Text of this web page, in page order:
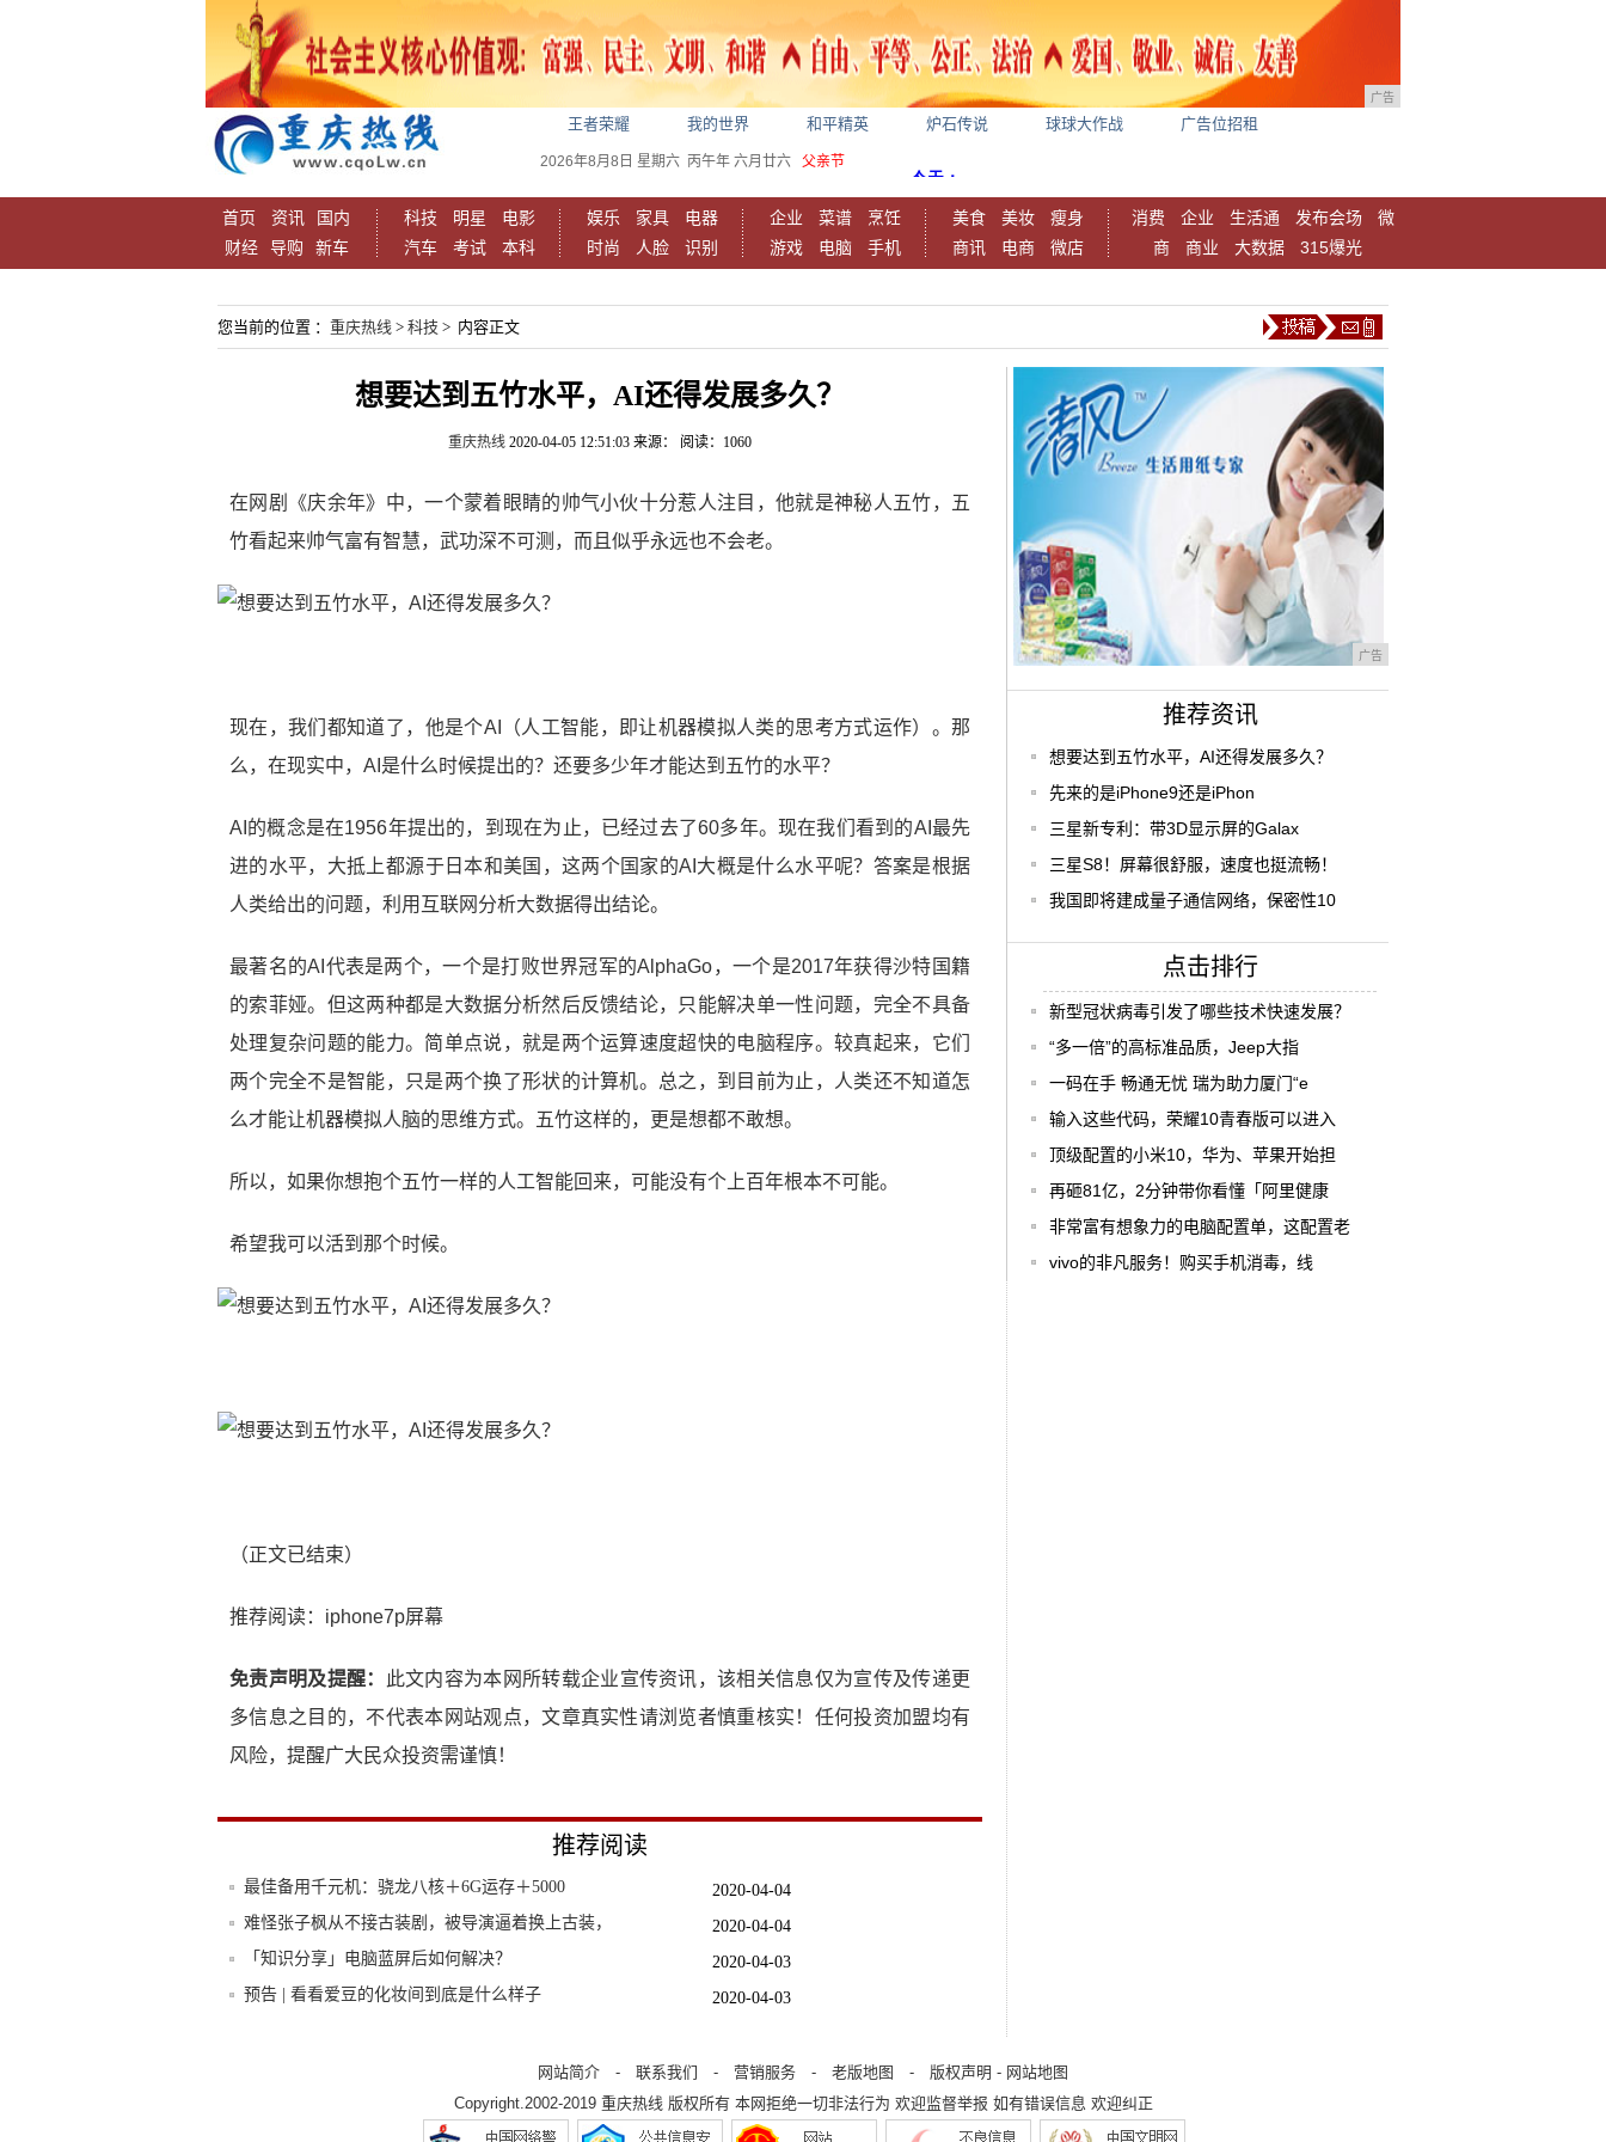
广告
王者荣耀 我的世界 和平精英 炉石传说 球球大作战 广告位招租
2026年8月8日 星期六 丙午年 六月廿六 父亲节
首页 资讯
国内
财经
导购 新车
科技 明星
电影
汽车
考试 本科
娱乐 家具
电器
时尚
人脸 识别
企业 菜谱
烹饪
游戏
电脑 手机
美食 美妆
瘦身
商讯
电商 微店
消费 企业 生活通 发布会场
微
商
商业 大数据 315爆光
您当前的位置 ： 重庆热线 > 科技 > 内容正文
想要达到五竹水平，AI还得发展多久？
重庆热线 2020-04-05 12:51:03 来源： 阅读：1060
在网剧《庆余年》中，一个蒙着眼睛的帅气小伙十分惹人注目，他就是神秘人五竹，五
竹看起来帅气富有智慧，武功深不可测，而且似乎永远也不会老。
现在，我们都知道了，他是个AI（人工智能，即让机器模拟人类的思考方式运作）。那
么，在现实中，AI是什么时候提出的？还要多少年才能达到五竹的水平？
AI的概念是在1956年提出的，到现在为止，已经过去了60多年。现在我们看到的AI最先
进的水平，大抵上都源于日本和美国，这两个国家的AI大概是什么水平呢？答案是根据
人类给出的问题，利用互联网分析大数据得出结论。
最著名的AI代表是两个，一个是打败世界冠军的AlphaGo，一个是2017年获得沙特国籍
的索菲娅。但这两种都是大数据分析然后反馈结论，只能解决单一性问题，完全不具备
处理复杂问题的能力。简单点说，就是两个运算速度超快的电脑程序。较真起来，它们
两个完全不是智能，只是两个换了形状的计算机。总之，到目前为止，人类还不知道怎
么才能让机器模拟人脑的思维方式。五竹这样的，更是想都不敢想。
所以，如果你想抱个五竹一样的人工智能回来，可能没有个上百年根本不可能。
希望我可以活到那个时候。
（正文已结束）
推荐阅读： iphone7p屏幕
免责声明及提醒：
此文内容为本网所转载企业宣传资讯，该相关信息仅为宣传及传递更
多信息之目的，不代表本网站观点，文章真实性请浏览者慎重核实！任何投资加盟均有
风险，提醒广大民众投资需谨慎！
推荐阅读
2020-04-04
最佳备用千元机：骁龙八核＋6G运存＋5000
2020-04-04
难怪张子枫从不接古装剧，被导演逼着换上古装，
2020-04-03
「知识分享」电脑蓝屏后如何解决？
2020-04-03
预告 | 看看爱豆的化妆间到底是什么样子
2020-04-03
顶级配置的小米10，华为、苹果开始担忧了？
广告
推荐资讯
想要达到五竹水平，AI还得发展多久？
先来的是iPhone9还是iPhon
三星新专利：带3D显示屏的Galax
三星S8！屏幕很舒服，速度也挺流畅！
我国即将建成量子通信网络，保密性10
点击排行
新型冠状病毒引发了哪些技术快速发展？
“多一倍”的高标准品质，Jeep大指
一码在手 畅通无忧 瑞为助力厦门“e
输入这些代码，荣耀10青春版可以进入
顶级配置的小米10，华为、苹果开始担
再砸81亿，2分钟带你看懂「阿里健康
非常富有想象力的电脑配置单，这配置老
vivo的非凡服务！购买手机消毒，线
网站简介 - 联系我们 - 营销服务 - 老版地图 - 版权声明 - 网站地图
Copyright.2002-2019 重庆热线版权所有 本网拒绝一切非法行为 欢迎监督举报 如有错误信息 欢迎纠正